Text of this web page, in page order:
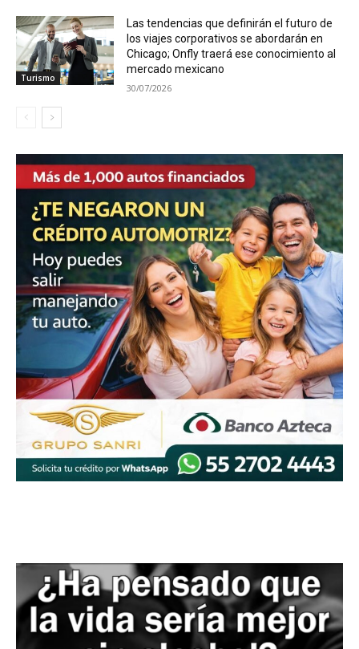
Turismo
Las tendencias que definirán el futuro de
los viajes corporativos se abordarán en
Chicago; Onfly traerá ese conocimiento al
mercado mexicano
30/07/2026